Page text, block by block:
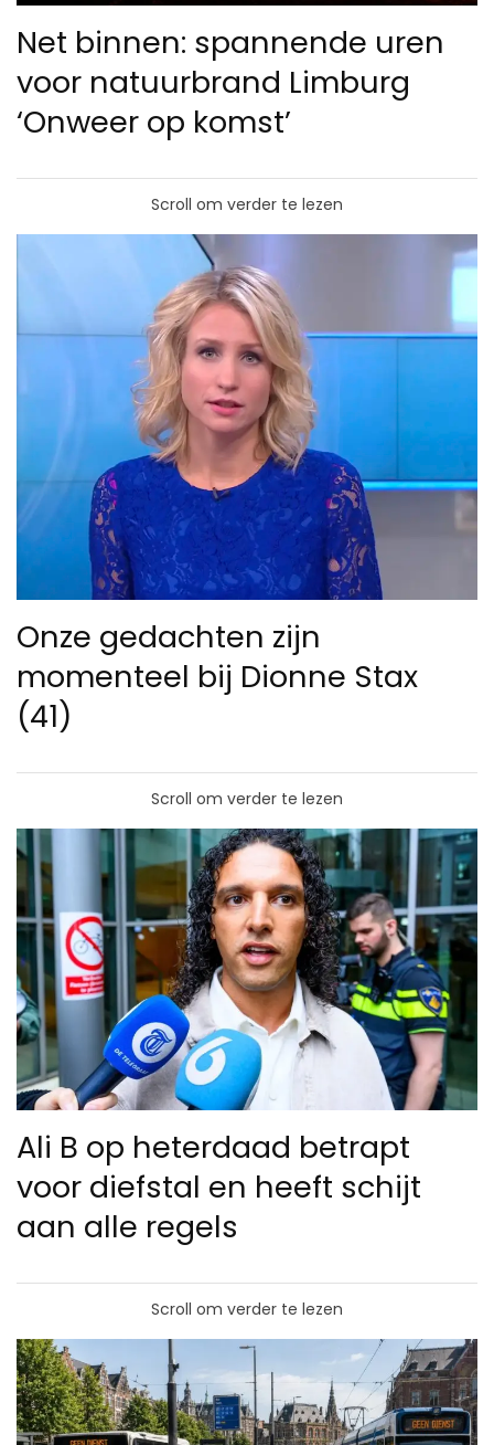
Net binnen: spannende uren
voor natuurbrand Limburg
‘Onweer op komst’
Scroll om verder te lezen
Onze gedachten zijn
momenteel bij Dionne Stax
(41)
Scroll om verder te lezen
Ali B op heterdaad betrapt
voor diefstal en heeft schijt
aan alle regels
Scroll om verder te lezen